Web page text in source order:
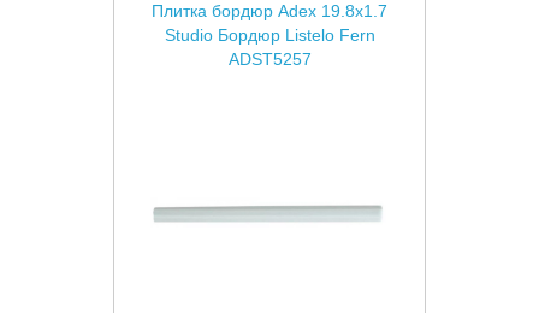
Плитка бордюр Adex 19.8x1.7
Studio Бордюр Listelo Fern
ADST5257